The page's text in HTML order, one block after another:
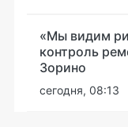
«Мы видим
контроль
Зорино
сегодня, 08:13